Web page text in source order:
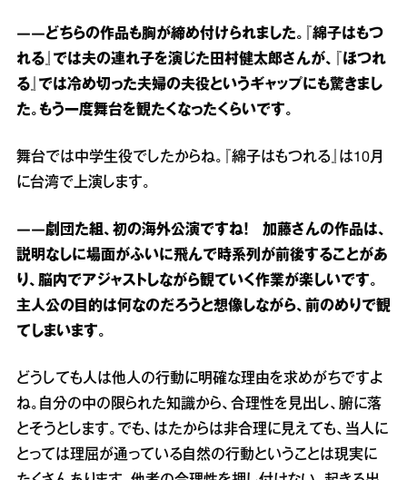
――どちらの作品も胸が締め付けられました。『綿子はもつ
れる』では夫の連れ子を演じた田村健太郎さんが、『ほつれ
る』では冷め切った夫婦の夫役というギャップにも驚きまし
た。もう一度舞台を観たくなったくらいです。
舞台では中学生役でしたからね。『綿子はもつれる』は10月
に台湾で上演します。
――劇団た組、初の海外公演ですね！ 加藤さんの作品は、
説明なしに場面がふいに飛んで時系列が前後することがあ
り、脳内でアジャストしながら観ていく作業が楽しいです。
主人公の目的は何なのだろうと想像しながら、前のめりで観
てしまいます。
どうしても人は他人の行動に明確な理由を求めがちですよ
ね。自分の中の限られた知識から、合理性を見出し、腑に落
とそうとします。でも、はたからは非合理に見えても、当人に
とっては理屈が通っている自然の行動ということは現実に